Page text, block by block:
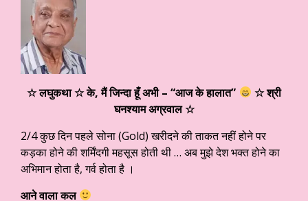
☆ लघुकथा ☆ के, मैं जिन्दा हूँ अभी – “आज के हालात”
☆ श्री
घनश्याम अग्रवाल☆
2/4 कुछ दिन पहले सोना (Gold) खरीदने की ताकत नहीं होने पर
कड़का होने की शर्मिंदगी महसूस होती थी … अब मुझे देश भक्त होने का
अभिमान होता है, गर्व होता है ।
आने वाला कल